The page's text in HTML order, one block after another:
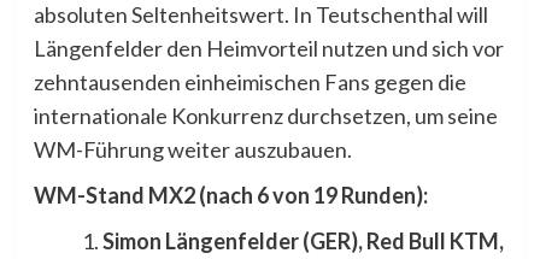
absoluten Seltenheitswert. In Teutschenthal will
Längenfelder den Heimvorteil nutzen und sich vor
zehntausenden einheimischen Fans gegen die
internationale Konkurrenz durchsetzen, um seine
WM-Führung weiter auszubauen.
WM-Stand MX2 (nach 6 von 19 Runden):
Simon Längenfelder (GER), Red Bull KTM,